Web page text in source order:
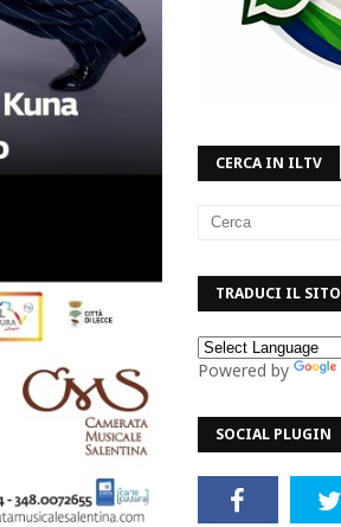
CERCA IN ILTV
TRADUCI IL SITO
Powered by
SOCIAL PLUGIN